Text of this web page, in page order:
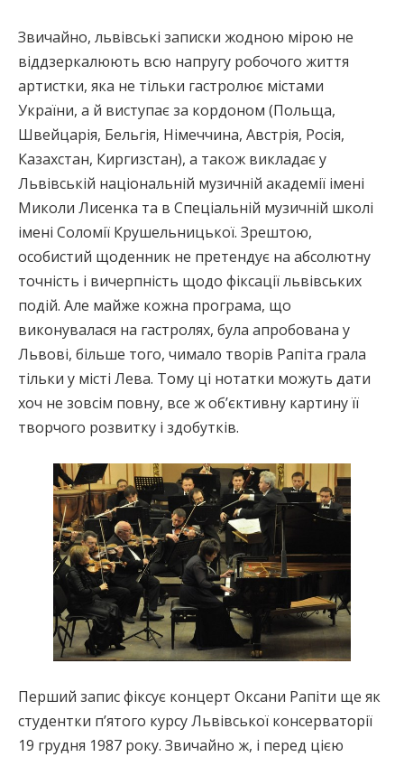
Звичайно, львівські записки жодною мірою не
віддзеркалюють всю напругу робочого життя
артистки, яка не тільки гастролює містами
України, а й виступає за кордоном (Польща,
Швейцарія, Бельгія, Німеччина, Австрія, Росія,
Казахстан, Киргизстан), а також викладає у
Львівській національній музичній академії імені
Миколи Лисенка та в Спеціальній музичній школі
імені Соломії Крушельницької. Зрештою,
особистий щоденник не претендує на абсолютну
точність і вичерпність щодо фіксації львівських
подій. Але майже кожна програма, що
виконувалася на гастролях, була апробована у
Львові, більше того, чимало творів Рапіта грала
тільки у місті Лева. Тому ці нотатки можуть дати
хоч не зовсім повну, все ж об’єктивну картину її
творчого розвитку і здобутків.
Перший запис фіксує концерт Оксани Рапіти ще як
студентки п’ятого курсу Львівської консерваторії
19 грудня 1987 року. Звичайно ж, і перед цією